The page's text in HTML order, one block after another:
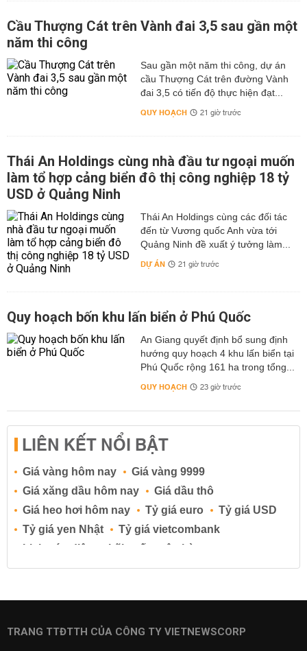
Cầu Thượng Cát trên Vành đai 3,5 sau gần một
năm thi công
Sau gần một năm thi công, dự án
cầu Thượng Cát trên đường Vành
đai 3,5 có tiến độ thực hiện đạt...
QUY HOẠCH 21 giờ trước
Thái An Holdings cùng nhà đầu tư ngoại muốn
làm tổ hợp cảng biển đô thị công nghiệp 18 tỷ
USD ở Quảng Ninh
Thái An Holdings cùng các đối tác
đến từ Vương quốc Anh vừa tới
Quảng Ninh đề xuất ý tưởng làm...
DỰ ÁN 21 giờ trước
Quy hoạch bốn khu lấn biển ở Phú Quốc
An Giang quyết định bổ sung định
hướng quy hoạch 4 khu lấn biển tại
Phú Quốc rộng 161 ha trong tổng...
QUY HOẠCH 23 giờ trước
LIÊN KẾT NỔI BẬT
Giá vàng hôm nay
Giá vàng 9999
Giá xăng dầu hôm nay
Giá dầu thô
Giá heo hơi hôm nay
Tỷ giá euro
Tỷ giá USD
Tỷ giá yen Nhật
Tỷ giá vietcombank
Lịch cúp điện
Lãi suất ngân hàng
Lãi suất tiết kiệm
Lãi suất tiền gửi
Lãi suất ngân hàng BIDV
TRANG TTĐTTH CỦA CÔNG TY VIETNEWSCORP